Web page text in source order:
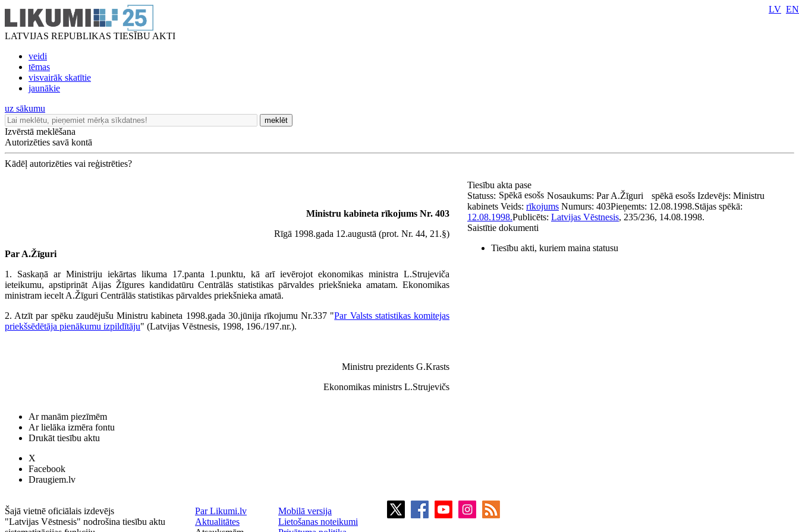
LATVIJAS REPUBLIKAS TIESĪBU AKTI
veidi
tēmas
visvairāk skatītie
jaunākie
LV EN
uz sākumu
meklēt
Izvērstā meklēšana
Autorizēties savā kontā
Kādēļ autorizēties vai reģistrēties?
Ministru kabineta rīkojums Nr. 403
Rīgā 1998.gada 12.augustā (prot. Nr. 44, 21.§)
Par A.Žīguri
1. Saskaņā ar Ministriju iekārtas likuma 17.panta 1.punktu, kā arī ievērojot ekonomikas ministra L.Strujeviča
ieteikumu, apstiprināt Aijas Žīgures kandidatūru Centrālās statistikas pārvaldes priekšnieka amatam. Ekonomikas
ministram iecelt A.Žīguri Centrālās statistikas pārvaldes priekšnieka amatā.
2. Atzīt par spēku zaudējušu Ministru kabineta 1998.gada 30.jūnija rīkojumu Nr.337 "Par Valsts statistikas komitejas
priekšsēdētāja pienākumu izpildītāju" (Latvijas Vēstnesis, 1998, 196./197.nr.).
Ministru prezidents G.Krasts
Ekonomikas ministrs L.Strujevičs
Tiesību akta pase
Nosaukums: Par A.Žīguri
Statuss: Spēkā esošs spēkā esošs Izdevējs: Ministru
kabinets Veids: rīkojums Numurs: 403Pieņemts: 12.08.1998.Stājas spēkā:
12.08.1998.Publicēts: Latvijas Vēstnesis, 235/236, 14.08.1998.
Saistītie dokumenti
Tiesību akti, kuriem maina statusu
Ar manām piezīmēm
Ar lielāka izmēra fontu
Drukāt tiesību aktu
X
Facebook
Draugiem.lv
Šajā vietnē oficiālais izdevējs
"Latvijas Vēstnesis" nodrošina tiesību aktu
Par Likumi.lv
Aktualitātes
Mobilā versija
Lietošanas noteikumi